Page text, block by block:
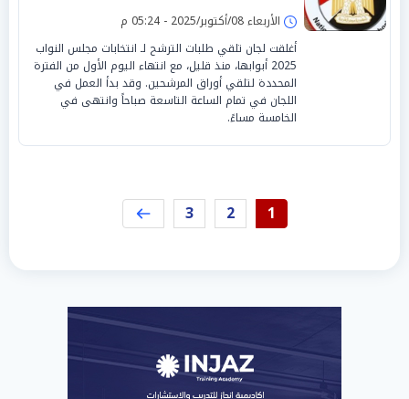
الأربعاء 08/أكتوبر/2025 - 05:24 م
أغلقت لجان تلقي طلبات الترشح لـ انتخابات مجلس النواب
2025 أبوابها، منذ قليل، مع انتهاء اليوم الأول من الفترة
المحددة لتلقي أوراق المرشحين. وقد بدأ العمل في
اللجان في تمام الساعة التاسعة صباحاً وانتهى في
الخامسة مساءً.
1
2
3